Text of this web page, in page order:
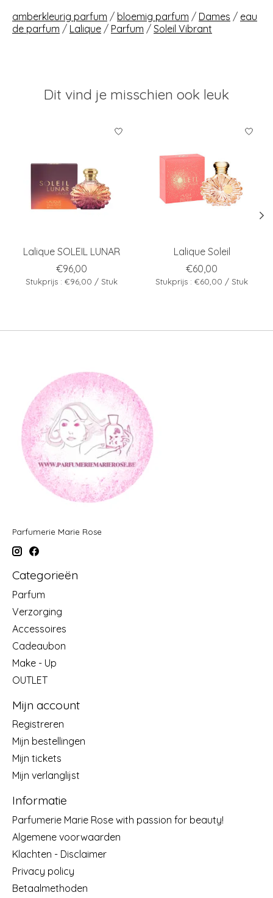
amberkleurig parfum / bloemig parfum / Dames / eau
de parfum / Lalique / Parfum / Soleil Vibrant
Dit vind je misschien ook leuk
Items van productcarrousel
Lalique SOLEIL LUNAR
€96,00
Stukprijs : €96,00 / Stuk
Lalique Soleil
€60,00
Stukprijs : €60,00 / Stuk
Parfumerie Marie Rose
Categorieën
Parfum
Verzorging
Accessoires
Cadeaubon
Make - Up
OUTLET
Mijn account
Registreren
Mijn bestellingen
Mijn tickets
Mijn verlanglijst
Informatie
Parfumerie Marie Rose with passion for beauty!
Algemene voorwaarden
Klachten - Disclaimer
Privacy policy
Betaalmethoden